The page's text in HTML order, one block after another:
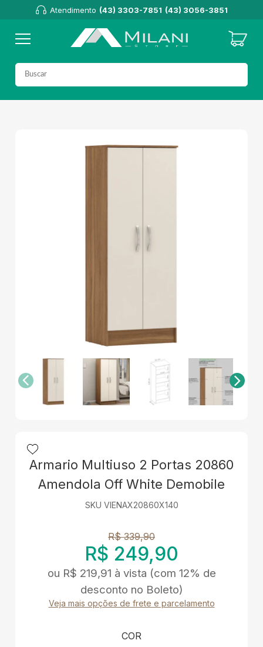
Atendimento (43) 3303-7851 (43) 3056-3851
Armario Multiuso 2 Portas 20860
Amendola Off White Demobile
SKU VIENAX20860X140
R$ 339,90
R$ 249,90
ou R$ 219,91 à vista (com 12% de
desconto no Boleto)
Veja mais opções de frete e parcelamento
COR